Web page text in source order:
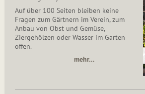
Auf über 100 Seiten bleiben keine
Fragen zum Gärtnern im Verein, zum
Anbau von Obst und Gemüse,
Ziergehölzen oder Wasser im Garten
offen.
mehr…